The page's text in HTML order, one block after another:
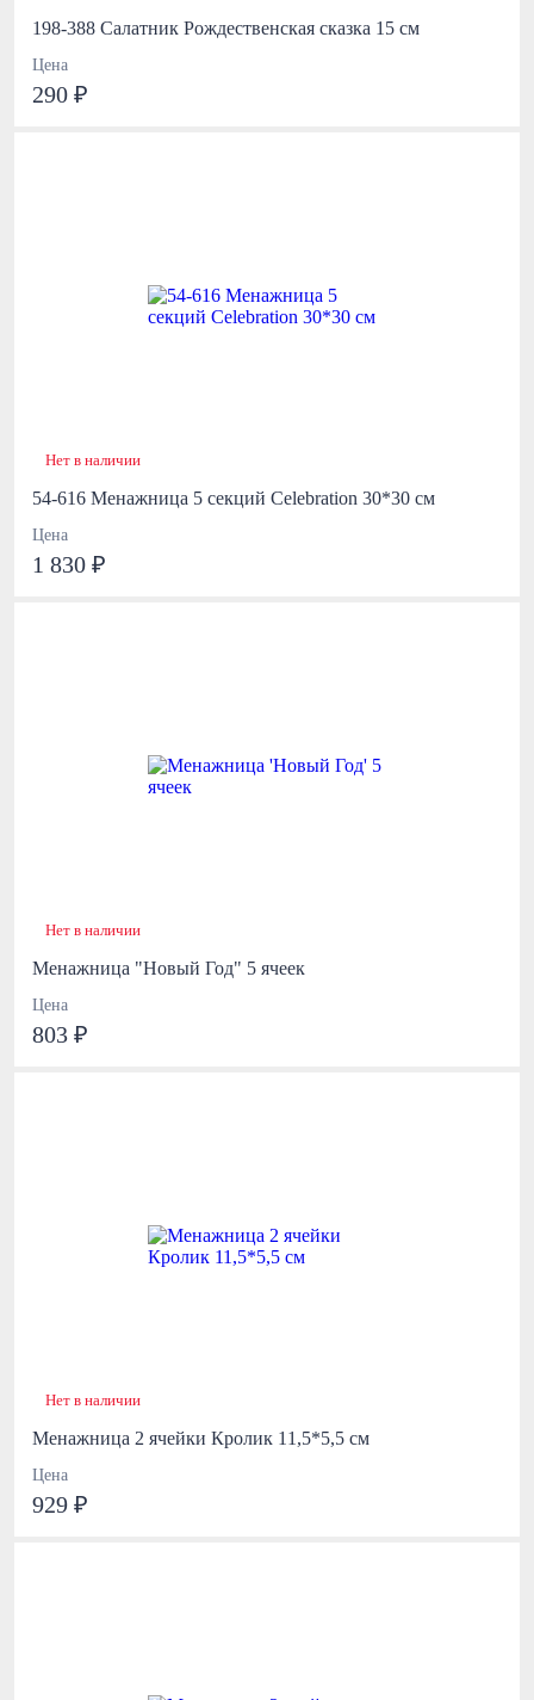
198-388 Салатник Рождественская сказка 15 см
Цена
290 ₽
Нет в наличии
54-616 Менажница 5 секций Celebration 30*30 см
Цена
1 830 ₽
Нет в наличии
Менажница "Новый Год" 5 ячеек
Цена
803 ₽
Нет в наличии
Менажница 2 ячейки Кролик 11,5*5,5 см
Цена
929 ₽